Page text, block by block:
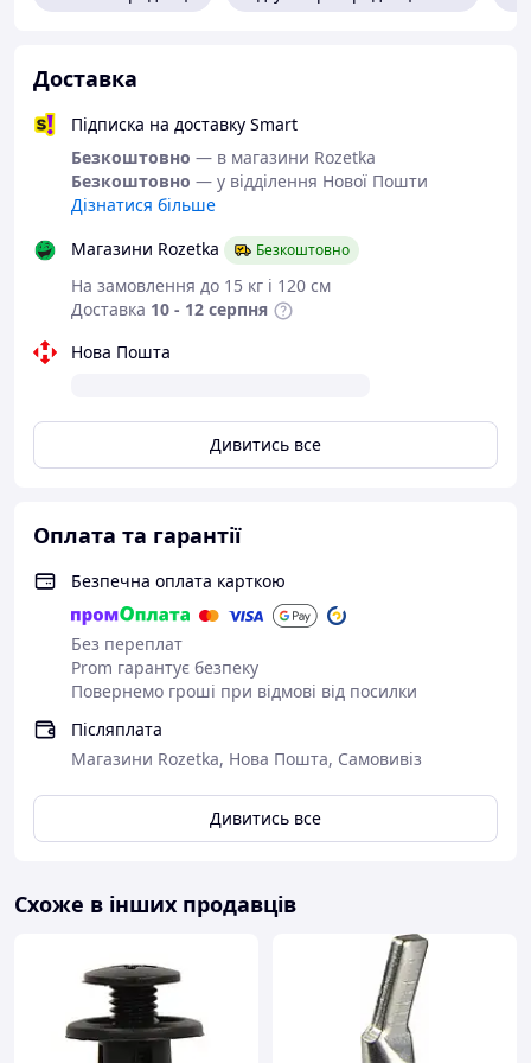
Доставка
Підписка на доставку Smart
Безкоштовно — в магазини Rozetka
Безкоштовно — у відділення Нової Пошти
Дізнатися більше
Магазини Rozetka
Безкоштовно
На замовлення до 15 кг і 120 см
Доставка 10 - 12 серпня
Нова Пошта
Дивитись все
Оплата та гарантії
Безпечна оплата карткою
Без переплат
Prom гарантує безпеку
Повернемо гроші при відмові від посилки
Післяплата
Магазини Rozetka, Нова Пошта, Самовивіз
Дивитись все
Схоже в інших продавців